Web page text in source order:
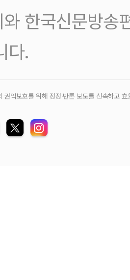
한국신문방송
다.
권익보호를 위해 정정‧반론 보도를 신속하고